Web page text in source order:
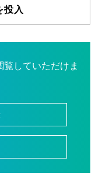
投入
していただけま